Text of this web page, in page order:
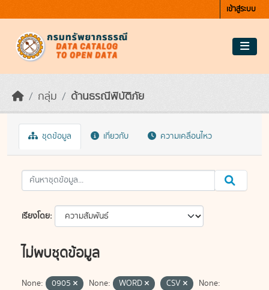
เข้าสู่ระบบ
กลุ่ม ด้านธรณีพิบัติภัย
ชุดข้อมูล เกี่ยวกับ ความเคลื่อนไหว
เรียงโดย
ไม่พบชุดข้อมูล
None: 0905 None: WORD CSV
None: